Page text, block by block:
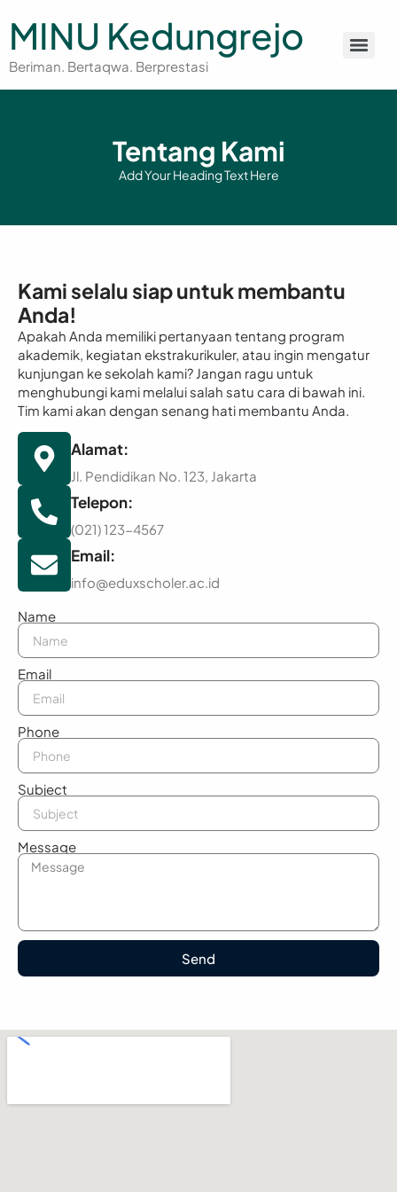
MINU Kedungrejo
Beriman. Bertaqwa. Berprestasi
Tentang Kami
Add Your Heading Text Here
Kami selalu siap untuk membantu
Anda!
Apakah Anda memiliki pertanyaan tentang program
akademik, kegiatan ekstrakurikuler, atau ingin mengatur
kunjungan ke sekolah kami? Jangan ragu untuk
menghubungi kami melalui salah satu cara di bawah ini.
Tim kami akan dengan senang hati membantu Anda.
Alamat:
Jl. Pendidikan No. 123, Jakarta
Telepon:
(021) 123-4567
Email:
info@eduxscholer.ac.id
Name
Email
Phone
Subject
Message
Send